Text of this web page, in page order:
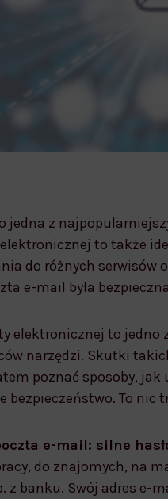
jedna z
to także
do różnych serwisów
e-mail była
elektronicznej to jedno
narzędzi. Skutki
poznać sposoby,
bezpieczeństwo. To nic
e-mail: silne
do znajomych, na
z banku. Swój adres e-